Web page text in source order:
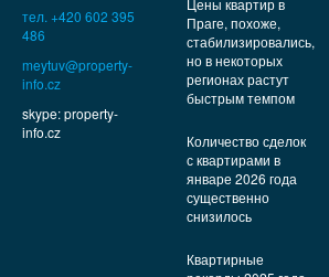
тел. +420 602 395
486
meytuv@property-
info.cz
skype: property-
info.cz
Цены квартир в
Праге, похоже,
стабилизировались,
но в некоторых
регионах растут
быстрым темпом
Количество сделок
с квартирами в
январе 2026 года
существенно
снизилось
Квартирные